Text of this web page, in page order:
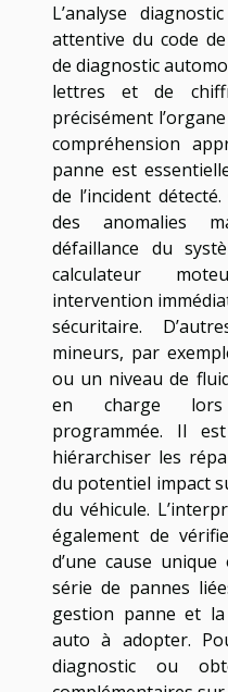
L’analyse
attentive du code
de diagnostic
lettres et de
précisément
compréhension
panne est
de l’incident
des anomalies
défaillance du
calculateur
intervention
sécuritaire.
mineurs, par
ou un niveau de
en charge lors
programmée. Il
hiérarchiser les
du potentiel impact
du véhicule.
également de
d’une cause unique
série de pannes
gestion panne et
auto à adopter.
diagnostic ou